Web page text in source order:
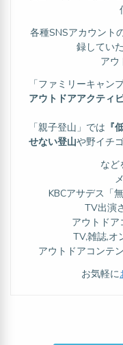
各種SNSアカウント
録してい
アウ
「ファミリーキャン
アウトドアアクティ
「親子登山」では 『
せない登山や野イチ
など
KBCアサデス「
TV出演
アウトド
TV,雑誌,オ
アウトドアコンテ
お気軽に